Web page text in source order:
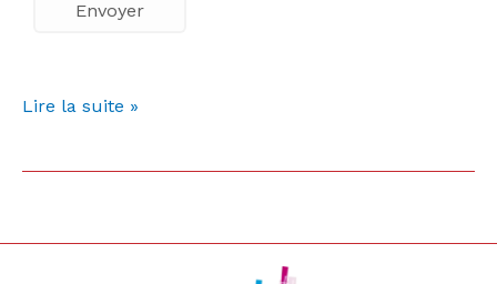
Lire la suite »